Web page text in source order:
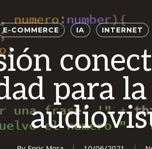
E-COMMERCE IA INTERNET
para